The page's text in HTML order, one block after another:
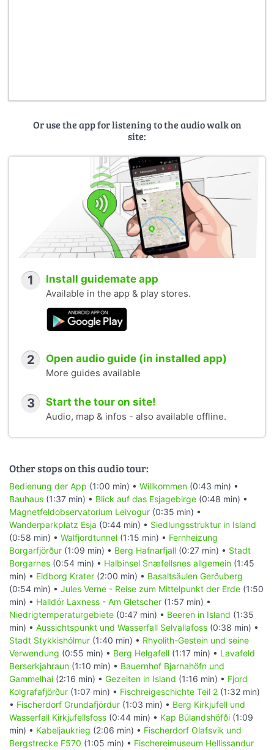
Or use the app for listening to the audio walk on
site:
1 Install guidemate app
Available in the app & play stores.
2 Open audio guide (in installed app)
More guides available
3 Start the tour on site!
Audio, map & infos - also available offline.
Other stops on this audio tour:
Bedienung der App (1:00 min) • Willkommen (0:43 min) •
Bauhaus (1:37 min) • Blick auf das Esjagebirge (0:48 min) •
Magnetfeldobservatorium Leivogur (0:35 min) •
Wanderparkplatz Esja (0:44 min) • Siedlungsstruktur in Island
(0:58 min) • Walfjordtunnel (1:15 min) • Fernheizung
Borgarfjörður (1:09 min) • Berg Hafnarfjall (0:27 min) • Stadt
Borgarnes (0:54 min) • Halbinsel Snæfellsnes allgemein (1:45
min) • Eldborg Krater (2:00 min) • Basaltsäulen Gerðuberg
(0:54 min) • Jules Verne - Reise zum Mittelpunkt der Erde (1:50
min) • Halldór Laxness - Am Gletscher (1:57 min) •
Niedrigtemperaturgebiete (0:47 min) • Beeren in Island (1:35
min) • Aussichtspunkt und Wasserfall Selvallafoss (0:38 min) •
Stadt Stykkishólmur (1:40 min) • Rhyolith-Gestein und seine
Verwendung (0:55 min) • Berg Helgafell (1:17 min) • Lavafeld
Berserkjahraun (1:10 min) • Bauernhof Bjarnahöfn und
Gammelhai (2:16 min) • Gezeiten in Island (1:16 min) • Fjord
Kolgrafafjörður (1:07 min) • Fischreigeschichte Teil 2 (1:32 min)
• Fischerdorf Grundafjördur (1:03 min) • Berg Kirkjufell und
Wasserfall Kirkjufellsfoss (0:44 min) • Kap Búlandshöfði (1:09
min) • Kabeljaukrieg (2:06 min) • Fischerdorf Olafsvik und
Bergstrecke F570 (1:05 min) • Fischereimuseum Hellissandur